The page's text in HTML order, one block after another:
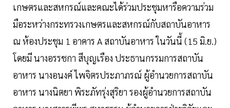
เกษตรและสหกรณ์และคณะได้ร่วมประชุมหารือความร่วม
มือระหว่างกระทรวงเกษตรและสหกรณ์กับสถาบันอาหาร
ณ ห้องประชุม 1 อาคาร A สถาบันอาหาร ในวันนี้ (15 มิ.ย.)
โดยมี นางอรรชกา สีบุญเรือง ประธานกรรมการสถาบัน
อาหาร นางอนงค์ ไพจิตรประภาภรณ์ ผู้อำนวยการสถาบัน
อาหาร นางนิตยา พิระภัทรุ่งสุริยา รองผู้อำนวยการสถาบัน